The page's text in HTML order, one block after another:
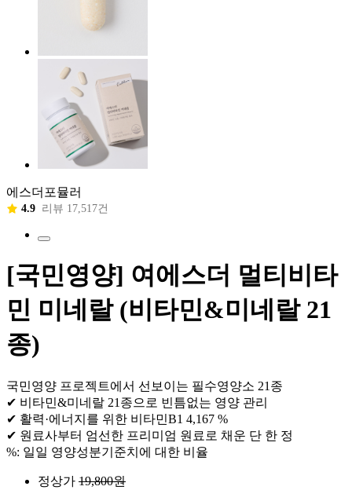
에스더포뮬러
4.9 리뷰 17,517건
[국민영양] 여에스더 멀티비타
민 미네랄 (비타민&미네랄 21
종)
국민영양 프로젝트에서 선보이는 필수영양소 21종
✔ 비타민&미네랄 21종으로 빈틈없는 영양 관리
✔ 활력·에너지를 위한 비타민B1 4,167 %
✔ 원료사부터 엄선한 프리미엄 원료로 채운 단 한 정
%: 일일 영양성분기준치에 대한 비율
정상가 19,800원